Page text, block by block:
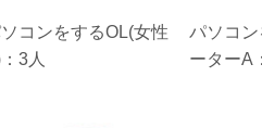
コンをするOL(女性
3人
パソコ
ーターA